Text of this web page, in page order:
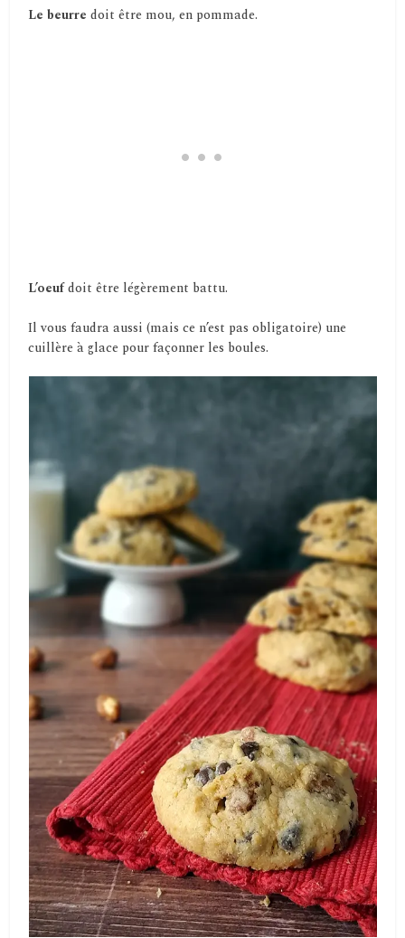
Le beurre doit être mou, en pommade.
L’oeufdoit être légèrement battu.
Il vous faudra aussi (mais ce n’est pas obligatoire) une
cuillère à glace pour façonner les boules.